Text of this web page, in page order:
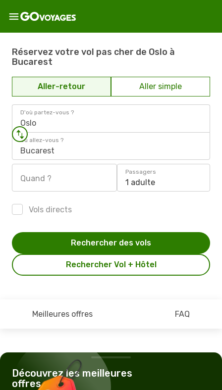
Réservez votre vol pas cher de Oslo à
Bucarest
Aller-retour Aller simple
D'où partez-vous ?
Oslo
Où allez-vous ?
Bucarest
Quand ?
Passagers
1 adulte
Vols directs
Rechercher Vol + Hôtel
Rechercher des vols
Meilleures offres FAQ
Découvrez les meilleures
offres